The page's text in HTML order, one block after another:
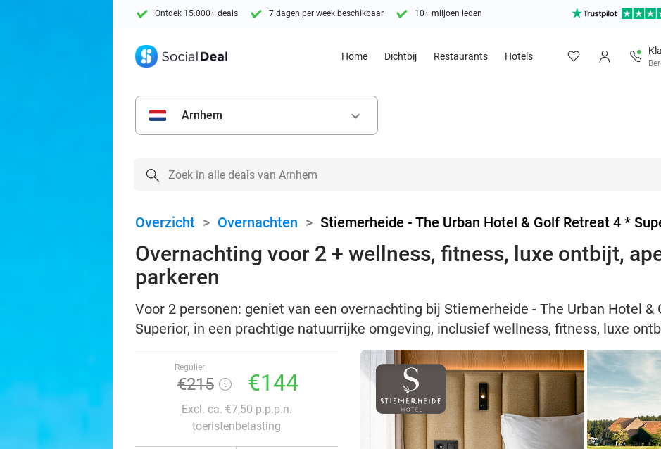
Ontdek 15.000+ deals 7 dagen per week beschikbaar 10+ miljoen leden
Home Dichtbij Restaurants Hotels
Arnhem keyboard_arrow_down
Overzicht > Overnachten > Stiemerheide - The Urban Hotel & Golf Retreat 4 *
Overnachting voor 2 + wellness, fitness, luxe ontbijt,
parkeren
Voor 2 personen: geniet van een overnachting bij Stiemerheide - The Urban Hotel &
Superior, in een prachtige natuurrijke omgeving, inclusief wellness, fitness, luxe
Regulier
€215 €144
Excl. ca. €7,50 p.p.p.n.
toeristenbelasting